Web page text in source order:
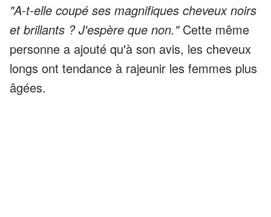
"A-t-elle coupé ses magnifiques cheveux noirs
et brillants ? J'espère que non."Cette même
personne a ajouté qu'à son avis, les cheveux
longs ont tendance à rajeunir les femmes plus
âgées.